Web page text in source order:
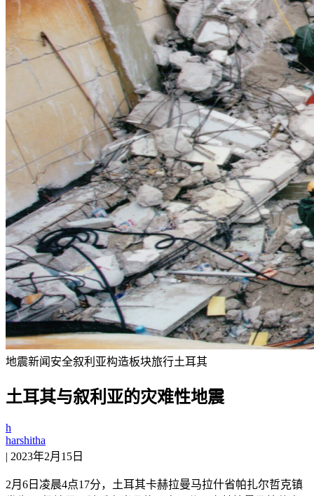
地震新闻 安全叙利亚构造板块旅行土耳其
土耳其与叙利亚的灾难性地震
h
harshitha
| 2023年2月15日
2月6日凌晨4点17分，土耳其卡赫拉曼马拉什省帕扎尔哲克镇